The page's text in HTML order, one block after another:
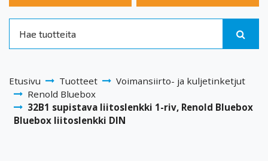
Etusivu Tuotteet
Voimansiirto- ja kuljetinketjut
Renold Bluebox
32B1 supistava liitoslenkki 1-riv, Renold Bluebox
Bluebox liitoslenkki DIN